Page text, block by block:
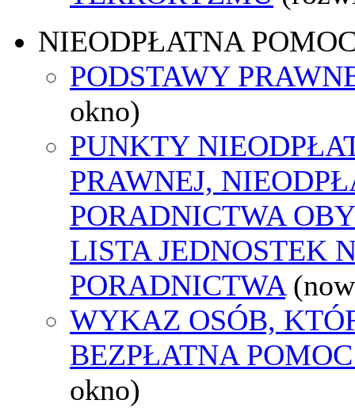
NIEODPŁATNA
PODSTAWY
okno)
PUNKTY
PRAWNEJ,
PORADNICTWA
LISTA JEDNOSTEK
PORADNICTWA
WYKAZ OSÓB,
BEZPŁATNA
okno)